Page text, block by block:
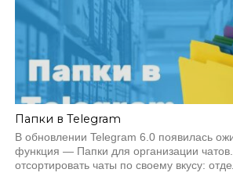
Папки в Telegram
В обновлении Telegram 6.0 появилась
функция — Папки для организации
отсортировать чаты по своему вкусу: